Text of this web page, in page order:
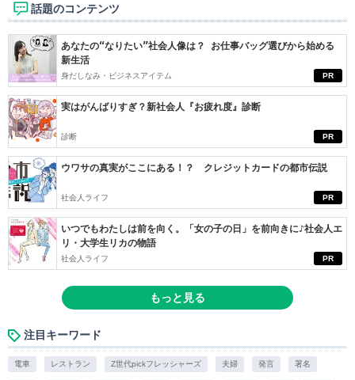
話題のコンテンツ
PR
あなたの“なりたい”社会人像は？ お仕事バッグ選びから始める
新生活
身だしなみ・ビジネスアイテム
PR
実はがんばりすぎ？新社会人『お疲れ度』診断
診断
PR
ウワサの真実がここにある！？ クレジットカードの都市伝説
社会人ライフ
PR
いつでもわたしは前を向く。「女の子の日」を前向きに♪社会人エ
リ・大学生リカの物語
社会人ライフ
もっと見る
注目キーワード
電車 レストラン Z世代pickフレッシャーズ 夫婦 発言 署名